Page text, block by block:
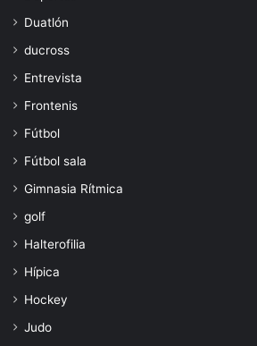
Duatlón
ducross
Entrevista
Frontenis
Fútbol
Fútbol sala
Gimnasia Rítmica
golf
Halterofilia
Hípica
Hockey
Judo